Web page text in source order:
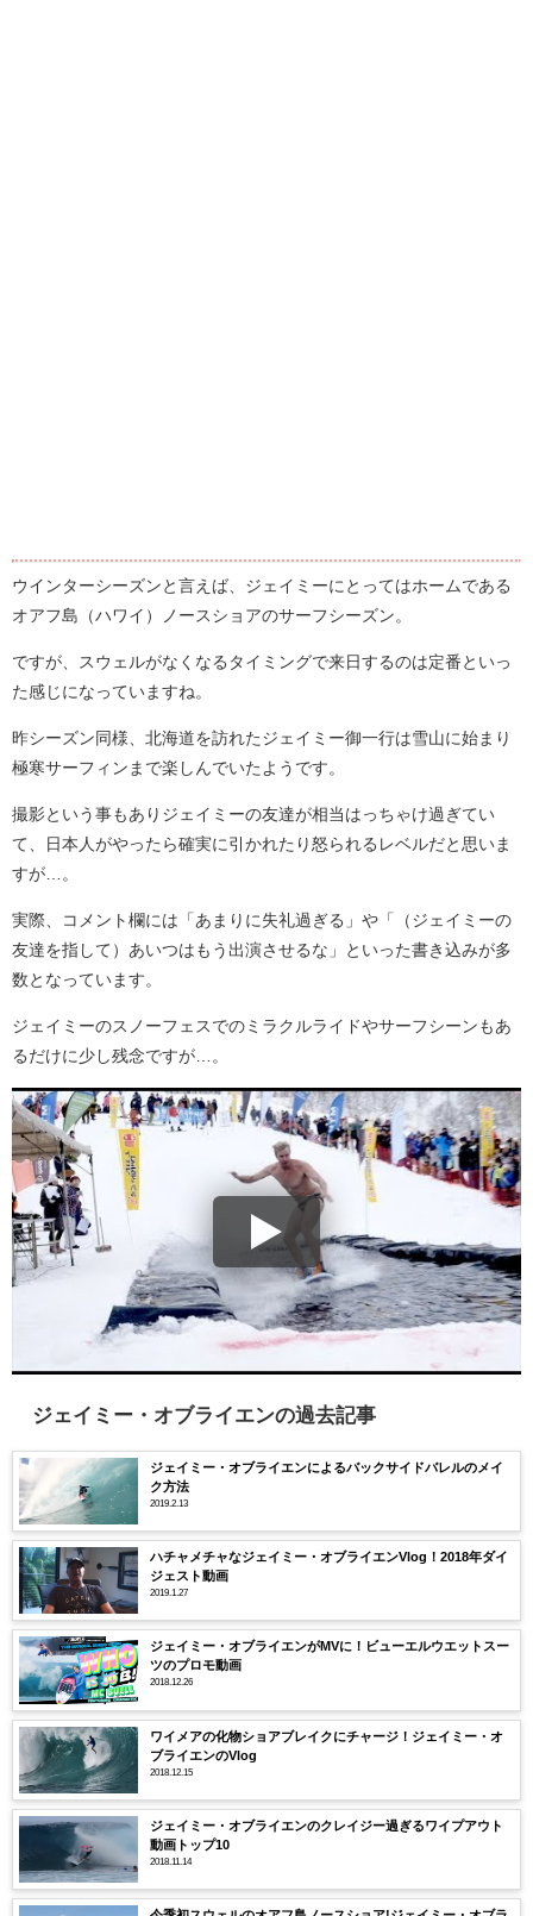
ウインターシーズンと言えば、ジェイミーにとってはホームである
オアフ島（ハワイ）ノースショアのサーフシーズン。
ですが、スウェルがなくなるタイミングで来日するのは定番といっ
た感じになっていますね。
昨シーズン同様、北海道を訪れたジェイミー御一行は雪山に始まり
極寒サーフィンまで楽しんでいたようです。
撮影という事もありジェイミーの友達が相当はっちゃけ過ぎてい
て、日本人がやったら確実に引かれたり怒られるレベルだと思いま
すが…。
実際、コメント欄には「あまりに失礼過ぎる」や「（ジェイミーの
友達を指して）あいつはもう出演させるな」といった書き込みが多
数となっています。
ジェイミーのスノーフェスでのミラクルライドやサーフシーンもあ
るだけに少し残念ですが…。
ジェイミー・オブライエンの過去記事
ジェイミー・オブライエンによるバックサイドバレルのメイ
ク方法
2019.2.13
ハチャメチャなジェイミー・オブライエンVlog！2018年ダイ
ジェスト動画
2019.1.27
ジェイミー・オブライエンがMVに！ビューエルウエットスー
ツのプロモ動画
2018.12.26
ワイメアの化物ショアブレイクにチャージ！ジェイミー・オ
ブライエンのVlog
2018.12.15
ジェイミー・オブライエンのクレイジー過ぎるワイプアウト
動画トップ10
2018.11.14